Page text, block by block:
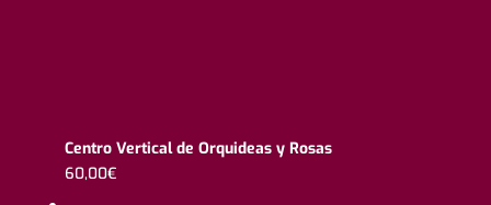
Centro Vertical de Orquideas y Rosas
60,00€